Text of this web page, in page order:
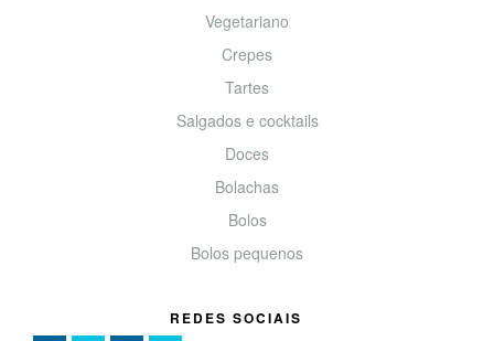
Vegetariano
Crepes
Tartes
Salgados e cocktails
Doces
Bolachas
Bolos
Bolos pequenos
REDES SOCIAIS